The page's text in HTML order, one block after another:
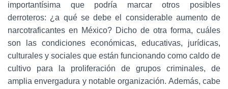
importantísima que podría marcar otros posibles
derroteros: ¿a qué se debe el considerable aumento de
narcotraficantes en México? Dicho de otra forma, cuáles
son las condiciones económicas, educativas, jurídicas,
culturales y sociales que están funcionando como caldo de
cultivo para la proliferación de grupos criminales, de
amplia envergadura y notable organización. Además, cabe